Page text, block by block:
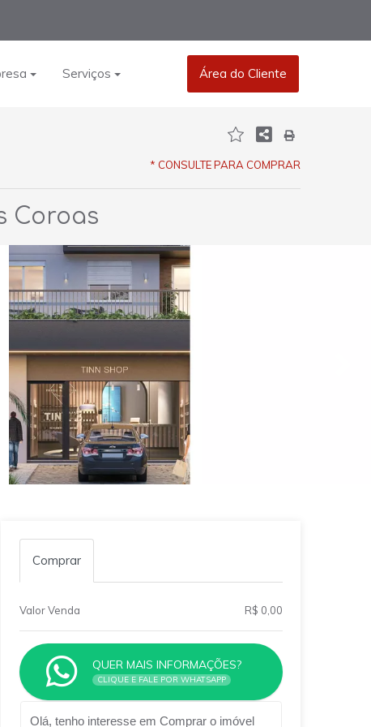
Serviços Área do Cliente
* CONSULTE PARA COMPRAR
Coroas
Comprar
Valor Venda R$ 0,00
QUER MAIS INFORMAÇÕES?
CLIQUE E FALE POR WHATSAPP